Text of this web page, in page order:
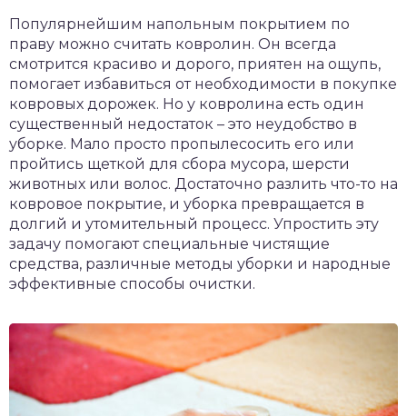
Популярнейшим напольным покрытием по
праву можно считать ковролин. Он всегда
смотрится красиво и дорого, приятен на ощупь,
помогает избавиться от необходимости в покупке
ковровых дорожек. Но у ковролина есть один
существенный недостаток – это неудобство в
уборке. Мало просто пропылесосить его или
пройтись щеткой для сбора мусора, шерсти
животных или волос. Достаточно разлить что-то на
ковровое покрытие, и уборка превращается в
долгий и утомительный процесс. Упростить эту
задачу помогают специальные чистящие
средства, различные методы уборки и народные
эффективные способы очистки.
крыши и кровли
и уход